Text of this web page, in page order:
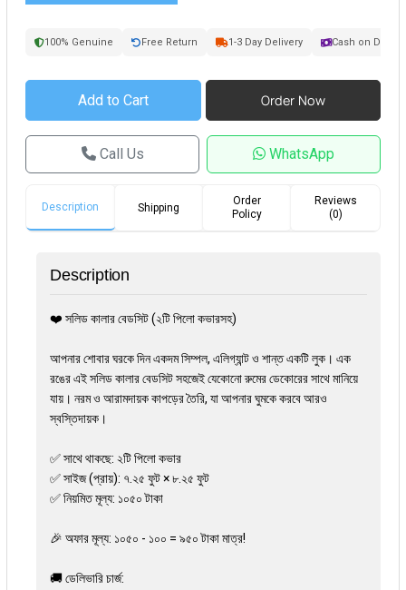
100% Genuine Free Return 1-3 Day Delivery Cash on
Call Us WhatsApp
Description Shipping
Order
Policy
Reviews
(0)
Description
❤️ সলিড কালার বেডসিট (২টি পিলো কভারসহ)
আপনার শোবার ঘরকে দিন একদম সিম্পল, এলিগ্যান্ট ও শান্ত একটি লুক। এক
রঙের এই সলিড কালার বেডসিট সহজেই যেকোনো রুমের ডেকোরের সাথে মানিয়ে
যায়। নরম ও আরামদায়ক কাপড়ের তৈরি, যা আপনার ঘুমকে করবে আরও
স্বস্তিদায়ক।
✅ সাথে থাকছে: ২টি পিলো কভার
✅ সাইজ (প্রায়): ৭.২৫ ফুট × ৮.২৫ ফুট
✅ নিয়মিত মূল্য: ১০৫০ টাকা
🎉 অফার মূল্য: ১০৫০ - ১০০ = ৯৫০ টাকা মাত্র!
🚚 ডেলিভারি চার্জ: